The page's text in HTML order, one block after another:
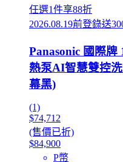
任選1件享88折
2026.08.19前登錄送
Panasonic 國際
熱泵AI智慧雙控
幕黑)
(1)
$74,712
(售價已折)
$84,900
P幣